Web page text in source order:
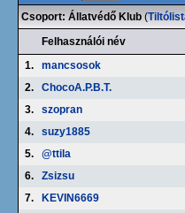
Csoport: Állatvédő Klub (
Felhasználói név
1.
mancsosok
2.
ChocoA.P.B.T.
3.
szopran
4.
suzy1885
5.
@ttila
6.
Zsizsu
7.
KEVIN6669